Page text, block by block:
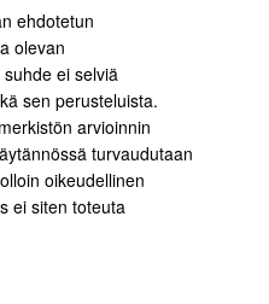
ehdotetun
olevan
ei selviä
sen perusteluista.
arvioinnin
turvaudutaan
oikeudellinen
ei siten toteuta